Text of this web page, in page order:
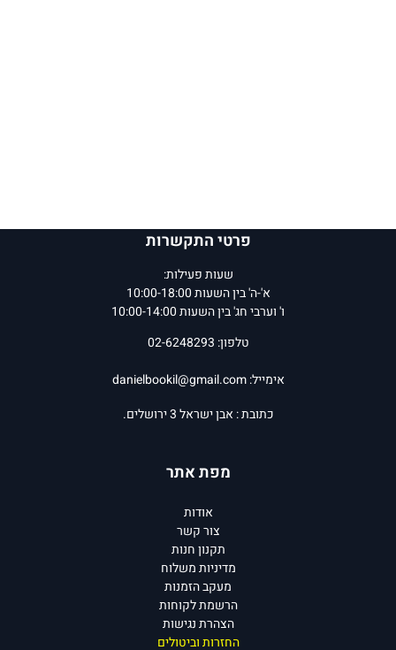
פרטי התקשרות
שעות פעילות:
א'-ה' בין השעות 10:00-18:00
ו' וערבי חג' בין השעות 10:00-14:00
טלפון: 02-6248293
אימייל:danielbookil@gmail.com
כתובת : אבן ישראל 3 ירושלים.
מפת אתר
אודות
צור קשר
תקנון חנות
מדיניות משלוח
מעקב הזמנות
הרשמת לקוחות
הצהרת נגישות
החזרות וביטולים